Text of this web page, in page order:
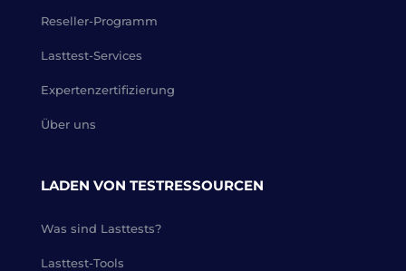
Reseller-Programm
Lasttest-Services
Expertenzertifizierung
Über uns
LADEN VON TESTRESSOURCEN
Was sind Lasttests?
Lasttest-Tools